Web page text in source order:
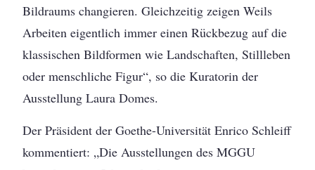
Bildraums changieren. Gleichzeitig zeigen Weils
Arbeiten eigentlich immer einen Rückbezug auf die
klassischen Bildformen wie Landschaften, Stillleben
oder menschliche Figur“, so die Kuratorin der
Ausstellung Laura Domes.
Der Präsident der Goethe-Universität Enrico Schleiff
kommentiert: „Die Ausstellungen des MGGU